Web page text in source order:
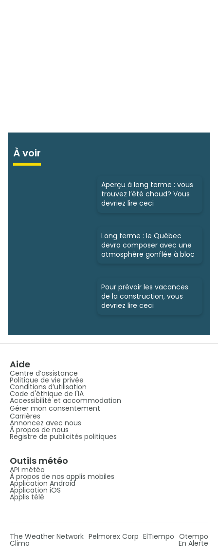
À voir
Aperçu à long terme : vous
trouvez l’été chaud? Vous
devriez lire ceci
Long terme : le Québec
devra composer avec une
atmosphère gonflée à bloc
Pour prévoir les vacances
de la construction, vous
devriez lire ceci
Aide
Centre d’assistance
Politique de vie privée
Conditions d’utilisation
Code d'éthique de l'IA
Accessibilité et accommodation
Gérer mon consentement
Carrières
Annoncez avec nous
À propos de nous
Registre de publicités politiques
Outils météo
API météo
À propos de nos applis mobiles
Application Android
Application iOS
Applis télé
The Weather Network Pelmorex Corp ElTiempo Otempo
Clima En Alerte